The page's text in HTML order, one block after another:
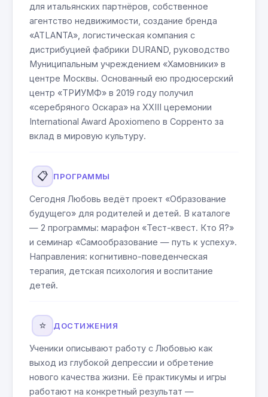
для итальянских партнёров, собственное
агентство недвижимости, создание бренда
«ATLANTA», логистическая компания с
дистрибуцией фабрики DURAND, руководство
Муниципальным учреждением «Хамовники» в
центре Москвы. Основанный ею продюсерский
центр «ТРИУМФ» в 2019 году получил
«серебряного Оскара» на XXIII церемонии
International Award Apoxiomeno в Сорренто за
вклад в мировую культуру.
📋 ПРОГРАММЫ
Сегодня Любовь ведёт проект «Образование
будущего» для родителей и детей. В каталоге
— 2 программы: марафон «Тест-квест. Кто Я?»
и семинар «Самообразование — путь к успеху».
Направления: когнитивно-поведенческая
терапия, детская психология и воспитание
детей.
⭐ ДОСТИЖЕНИЯ
Ученики описывают работу с Любовью как
выход из глубокой депрессии и обретение
нового качества жизни. Её практикумы и игры
работают на конкретный результат —